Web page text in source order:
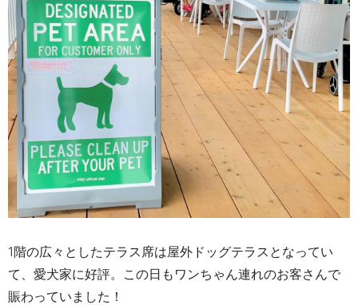
1階の広々としたテラス席は屋外ドッグテラスとなってい
て、愛犬家に好評。この日もワンちゃん連れのお客さんで
賑わっていました！